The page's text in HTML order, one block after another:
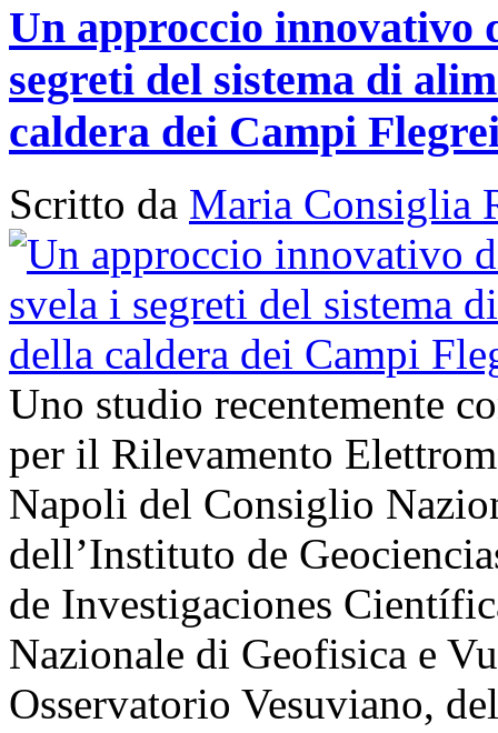
Un approccio innovativo
segreti del sistema di
caldera dei Campi
Scritto da Maria Consiglia
Uno studio recentemente
per il Rilevamento
Napoli del Consiglio
dell’Instituto de
de Investigaciones
Nazionale di Geofisica e
Osservatorio Vesuviano,